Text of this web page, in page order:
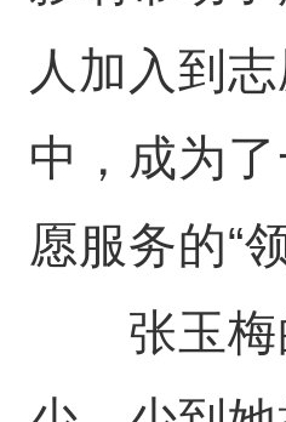
人加入到
中，成为
愿服务的“
张玉梅